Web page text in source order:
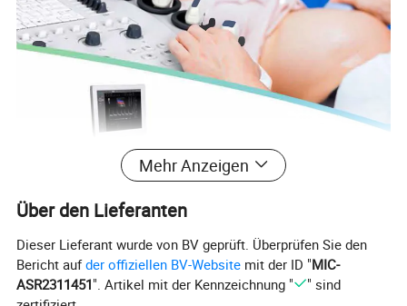
Mehr Anzeigen
Über den Lieferanten
Dieser Lieferant wurde von BV geprüft. Überprüfen Sie den
Bericht aufder offiziellen BV-Website mit der ID "MIC-
ASR2311451". Artikel mit der Kennzeichnung "
" sind